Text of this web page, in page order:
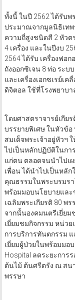
ทั้งนี้ ในปี 2562 ได้รับ
ประมาณจากมูลนิธิเท
ความถี่สูงชนิดสี 2 หัวต
4 เครื่อง และในปีงบ
2564 ได้รับ เครื่องฟอ
ถังออกซิเจน 8 ท่อ ระ
และเครื่องเอกซเรย์เ
โดยศาสตราจารย์เกีย
บรรยายพิเศษ ในหัวข้
สมเด็จพระเจ้าอยู่หัวฯ
ไปเป็นหลักปฏิบัติในกา
แก่ตน ตลอดจนนำไปเ
เพื่อน ได้นำไปเป็นหลั
คุณธรรมในพระบรมร
พร้อมมอบนโยบายและ
เฉลิมพระเกียรติ 80 พร
จากนั้นองคมนตรีเยี่ย
เยี่ยมชมกิจกรรม หน่ว
การบริการทันตกรรม
เยี่ยมผู้ป่วยในพร้อมมอ
Hospital ลดระยะการ
ต้นไม้ ต้นศรีตรัง ณ สนา